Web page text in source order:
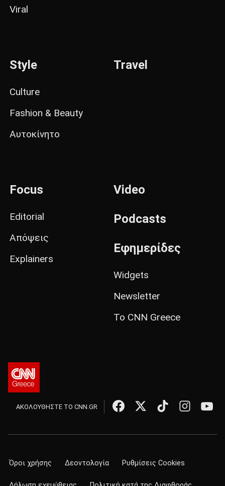
Viral
Style
Culture
Fashion & Beauty
Αυτοκίνητο
Travel
Focus
Editorial
Απόψεις
Explainers
Video
Podcasts
Εφημερίδες
Widgets
Newsletter
Το CNN Greece
ΑΚΟΛΟΥΘΗΣΤΕ ΤΟ CNN.GR
Όροι χρήσης Δεοντολογία Ρυθμίσεις Cookies